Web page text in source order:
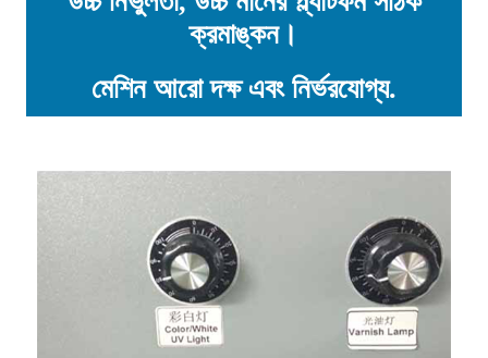
ক্রমাঙ্কন।
মেশিন আরো দক্ষ এবং নির্ভরযোগ্য.